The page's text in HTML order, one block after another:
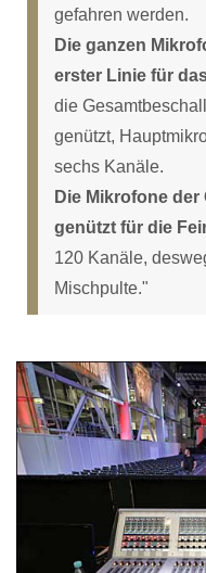
gefahren werden.
Die ganzen
erster Linie für
die
genützt,
sechs Kanäle.
Die Mikrofone
genützt für die
120 Kanäle,
Mischpulte."